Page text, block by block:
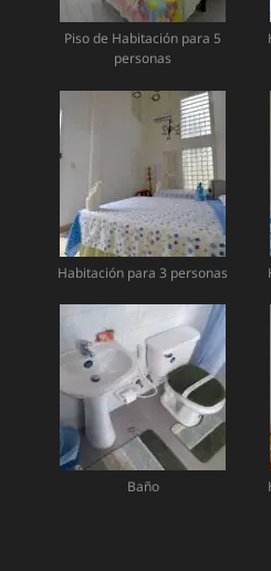
Piso de Habitación para 5
personas
Habitación para 3 personas
Baño